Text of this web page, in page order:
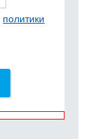
политики